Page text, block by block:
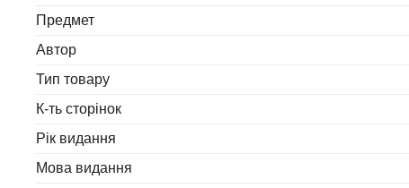
Предмет
Автор
Тип товару
К-ть сторінок
Рік видання
Мова видання